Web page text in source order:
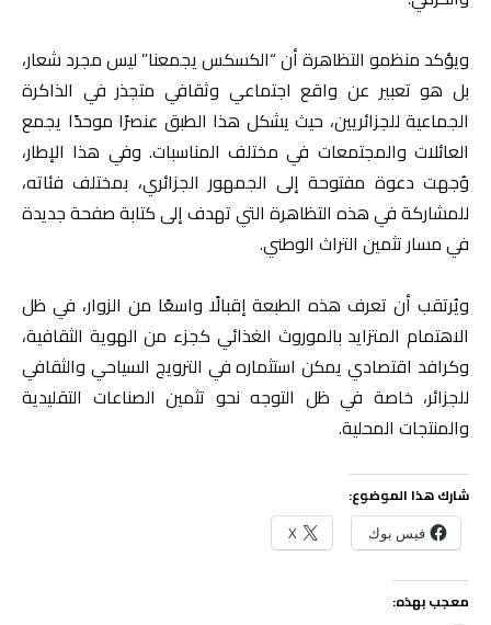
ويؤكد منظمو التظاهرة أن “الكسكس يجمعنا” ليس مجرد شعار،
بل هو تعبير عن واقع اجتماعي وثقافي متجذر في الذاكرة
الجماعية للجزائريين، حيث يشكل هذا الطبق عنصرًا موحدًا يجمع
العائلات والمجتمعات في مختلف المناسبات. وفي هذا الإطار،
وُجهت دعوة مفتوحة إلى الجمهور الجزائري، بمختلف فئاته،
للمشاركة في هذه التظاهرة التي تهدف إلى كتابة صفحة جديدة
في مسار تثمين التراث الوطني.
ويُرتقب أن تعرف هذه الطبعة إقبالًا واسعًا من الزوار، في ظل
الاهتمام المتزايد بالموروث الغذائي كجزء من الهوية الثقافية،
وكرافد اقتصادي يمكن استثماره في الترويج السياحي والثقافي
للجزائر، خاصة في ظل التوجه نحو تثمين الصناعات التقليدية
والمنتجات المحلية.
شارك هذا الموضوع:
فيس بوك X
معجب بهذه: